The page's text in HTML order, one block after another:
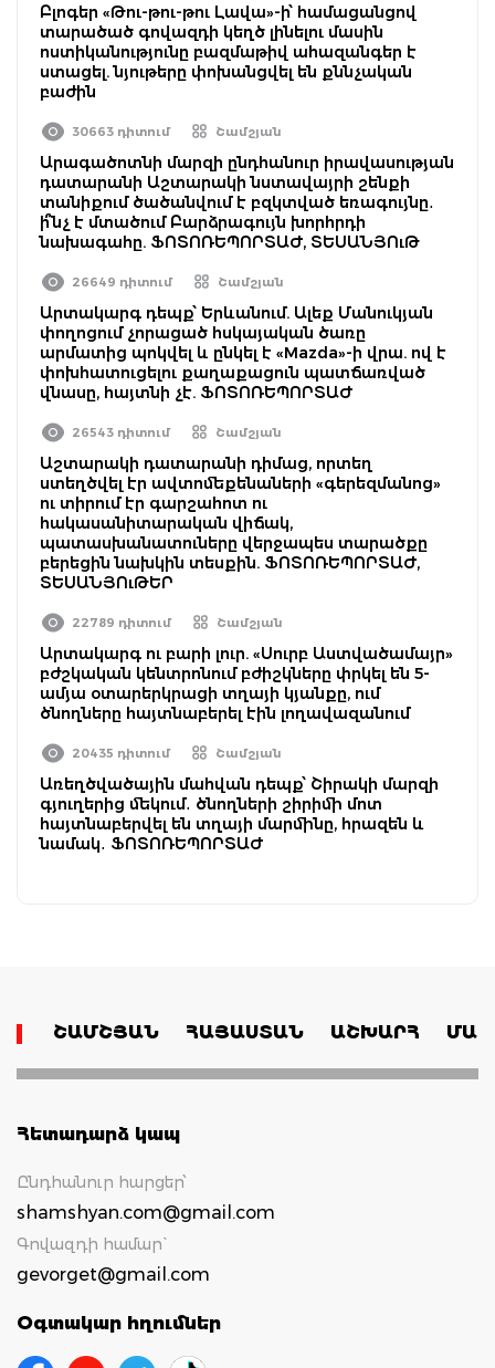
Բլոգեր «Թու-թու-թու Լավա»-ի՝ համացանցով
տարածած գովազդի կեղծ լինելու մասին
ոստիկանությունը բազմաթիվ ահազանգեր է
ստացել. նյութերը փոխանցվել են քննչական
բաժին
30663 դիտում Շամշյան
Արագածոտնի մարզի ընդհանուր իրավասության
դատարանի Աշտարակի նստավայրի շենքի
տանիքում ծածանվում է բզկտված եռագույնը․
ի՞նչ է մտածում Բարձրագույն խորհրդի
նախագահը. ՖՈՏՈՌԵՊՈՐՏԱԺ, ՏԵՍԱՆՅՈւԹ
26649 դիտում Շամշյան
Արտակարգ դեպք՝ Երևանում. Ալեք Մանուկյան
փողոցում չորացած հսկայական ծառը
արմատից պոկվել և ընկել է «Mazda»-ի վրա. ով է
փոխհատուցելու քաղաքացուն պատճառված
վնասը, հայտնի չէ. ՖՈՏՈՌԵՊՈՐՏԱԺ
26543 դիտում Շամշյան
Աշտարակի դատարանի դիմաց, որտեղ
ստեղծվել էր ավտոմեքենաների «գերեզմանոց»
ու տիրում էր գարշահոտ ու
հակասանիտարական վիճակ,
պատասխանատուները վերջապես տարածքը
բերեցին նախկին տեսքին. ՖՈՏՈՌԵՊՈՐՏԱԺ,
ՏԵՍԱՆՅՈւԹԵՐ
22789 դիտում Շամշյան
Արտակարգ ու բարի լուր. «Սուրբ Աստվածամայր»
բժշկական կենտրոնում բժիշկները փրկել են 5-
ամյա օտարերկրացի տղայի կյանքը, ում
ծնողները հայտնաբերել էին լողավազանում
20435 դիտում Շամշյան
Առեղծվածային մահվան դեպք՝ Շիրակի մարզի
գյուղերից մեկում․ ծնողների շիրիմի մոտ
հայտնաբերվել են տղայի մարմինը, հրազեն և
նամակ․ ՖՈՏՈՌԵՊՈՐՏԱԺ
ՇԱՄՇՅԱՆ ՀԱՅԱՍՏԱՆ ԱՇԽԱՐՀ
Հետադարձ կապ
Ընդհանուր հարցեր՝
shamshyan.com@gmail.com
Գովազդի համար`
gevorget@gmail.com
Օգտակար հղումներ